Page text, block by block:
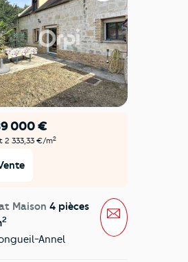
000 €
2 333,33 €/m2
Maison 4 pièces
2
Annel
Message